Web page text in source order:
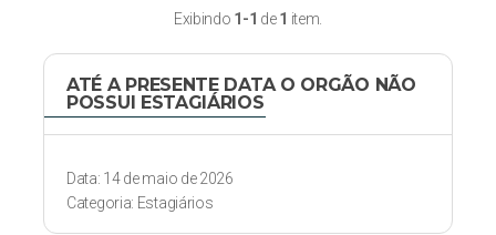
Exibindo 1-1 de1 item.
ATÉ A PRESENTE DATA O ORGÃO NÃO
POSSUI ESTAGIÁRIOS
Data: 14 de maio de 2026
Categoria: Estagiários